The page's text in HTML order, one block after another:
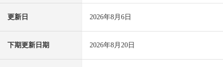
更新日 2026年8月6日
下期更新日期 2026年8月20日